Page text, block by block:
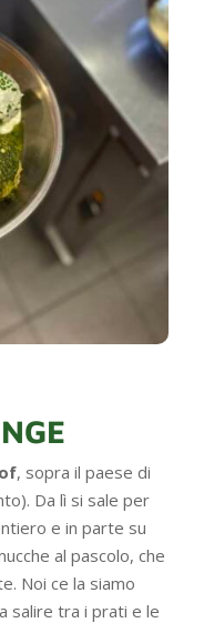
, sopra il paese di
Da lì si sale per
e in parte su
al pascolo, che
Noi ce la siamo
salire tra i prati e le